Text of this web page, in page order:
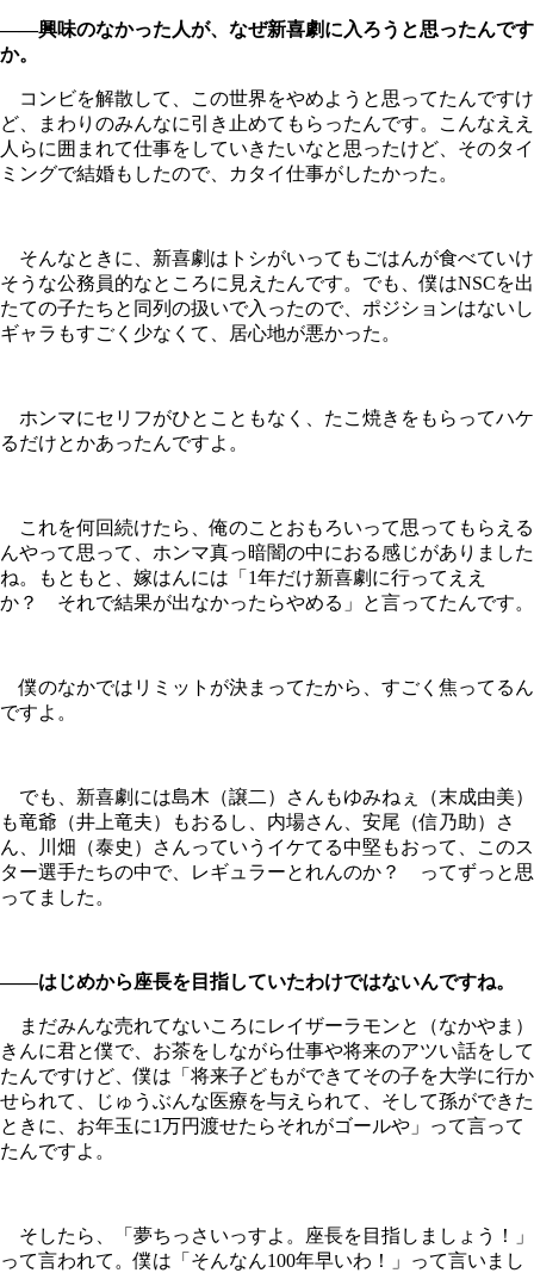
――興味のなかった人が、なぜ新喜劇に入ろうと思ったんです
か。
コンビを解散して、この世界をやめようと思ってたんですけ
ど、まわりのみんなに引き止めてもらったんです。こんなええ
人らに囲まれて仕事をしていきたいなと思ったけど、そのタイ
ミングで結婚もしたので、カタイ仕事がしたかった。
そんなときに、新喜劇はトシがいってもごはんが食べていけ
そうな公務員的なところに見えたんです。でも、僕はNSCを出
たての子たちと同列の扱いで入ったので、ポジションはないし
ギャラもすごく少なくて、居心地が悪かった。
ホンマにセリフがひとこともなく、たこ焼きをもらってハケ
るだけとかあったんですよ。
これを何回続けたら、俺のことおもろいって思ってもらえる
んやって思って、ホンマ真っ暗闇の中におる感じがありました
ね。もともと、嫁はんには「1年だけ新喜劇に行ってええ
か？ それで結果が出なかったらやめる」と言ってたんです。
僕のなかではリミットが決まってたから、すごく焦ってるん
ですよ。
でも、新喜劇には島木（譲二）さんもゆみねぇ（末成由美）
も竜爺（井上竜夫）もおるし、内場さん、安尾（信乃助）さ
ん、川畑（泰史）さんっていうイケてる中堅もおって、このス
ター選手たちの中で、レギュラーとれんのか？ ってずっと思
ってました。
――はじめから座長を目指していたわけではないんですね。
まだみんな売れてないころにレイザーラモンと（なかやま）
きんに君と僕で、お茶をしながら仕事や将来のアツい話をして
たんですけど、僕は「将来子どもができてその子を大学に行か
せられて、じゅうぶんな医療を与えられて、そして孫ができた
ときに、お年玉に1万円渡せたらそれがゴールや」って言って
たんですよ。
そしたら、「夢ちっさいっすよ。座長を目指しましょう！」
って言われて。僕は「そんなん100年早いわ！」って言いまし